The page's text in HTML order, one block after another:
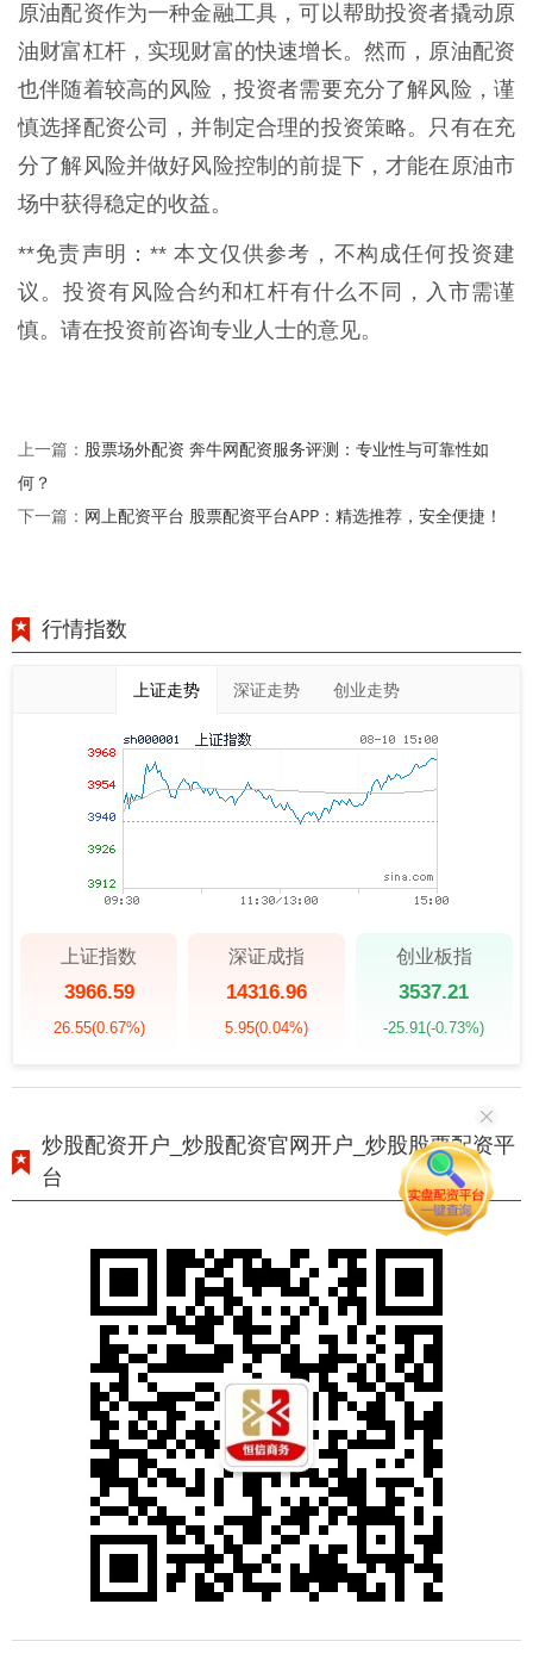
原油配资作为一种金融工具，可以帮助投资者撬动原
油财富杠杆，实现财富的快速增长。然而，原油配资
也伴随着较高的风险，投资者需要充分了解风险，谨
慎选择配资公司，并制定合理的投资策略。只有在充
分了解风险并做好风险控制的前提下，才能在原油市
场中获得稳定的收益。
**免责声明：** 本文仅供参考，不构成任何投资建
议。投资有风险合约和杠杆有什么不同，入市需谨
慎。请在投资前咨询专业人士的意见。
上一篇： 股票场外配资 奔牛网配资服务评测：专业性与可靠性如
何？
下一篇： 网上配资平台 股票配资平台APP：精选推荐，安全便捷！
行情指数
上证走势 深证走势 创业走势
上证指数
3966.59
26.55(0.67%)
深证成指
14316.96
5.95(0.04%)
创业板指
3537.21
-25.91(-0.73%)
炒股配资开户_炒股配资官网开户_炒股股票配资平
台